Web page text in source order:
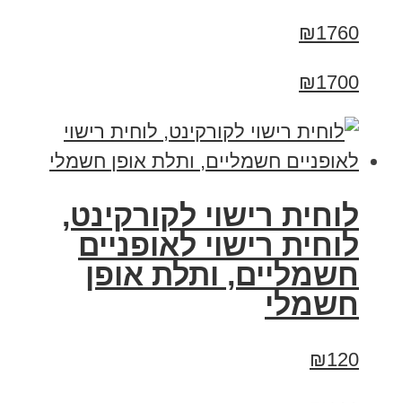
₪1760
₪1700
לוחית רישוי לקורקינט,
לוחית רישוי לאופניים
חשמליים, ותלת אופן
חשמלי
₪120